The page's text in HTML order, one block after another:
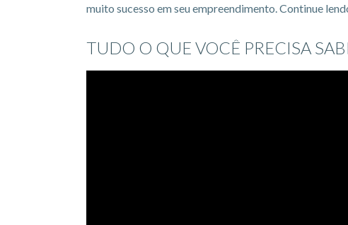
muito sucesso em seu empreendimento. Continue
TUDO O QUE VOCÊ PRECISA